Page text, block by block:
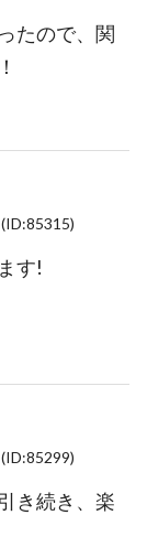
たので、関
(ID:85315)
す!
(ID:85299)
き続き、楽